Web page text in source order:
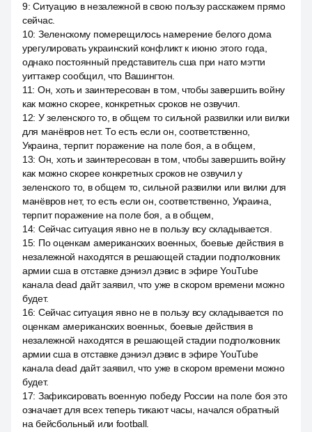
9:Ситуацию в незалежной в свою пользу расскажем прямо
сейчас.
10: Зеленскому померещилось намерение белого дома
урегулировать украинский конфликт к июню этого года,
однако постоянный представитель сша при нато мэтти
уиттакер сообщил, что Вашингтон.
11: Он, хоть и заинтересован в том, чтобы завершить войну
как можно скорее, конкретных сроков не озвучил.
12: У зеленского то, в общем то сильной развилки или вилки
для манёвров нет. То есть если он, соответственно,
Украина, терпит поражение на поле боя, а в общем,
13: Он, хоть и заинтересован в том, чтобы завершить войну
как можно скорее конкретных сроков не озвучил у
зеленского то, в общем то, сильной развилки или вилки для
манёвров нет, то есть если он, соответственно, Украина,
терпит поражение на поле боя, а в общем,
14: Сейчас ситуация явно не в пользу всу складывается.
15: По оценкам американских военных, боевые действия в
незалежной находятся в решающей стадии подполковник
армии сша в отставке дэниэл дэвис в эфире YouTube
канала dead дайт заявил, что уже в скором времени можно
будет.
16: Сейчас ситуация явно не в пользу всу складывается по
оценкам американских военных, боевые действия в
незалежной находятся в решающей стадии подполковник
армии сша в отставке дэниэл дэвис в эфире YouTube
канала dead дайт заявил, что уже в скором времени можно
будет.
17: Зафиксировать военную победу России на поле боя это
означает для всех теперь тикают часы, начался обратный
на бейсбольный или football.